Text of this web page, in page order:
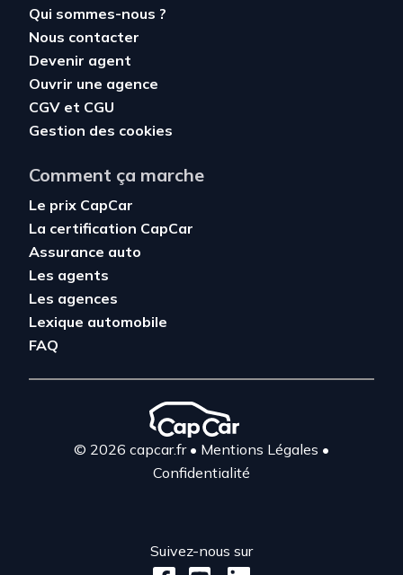
Qui sommes-nous ?
Nous contacter
Devenir agent
Ouvrir une agence
CGV et CGU
Gestion des cookies
Comment ça marche
Le prix CapCar
La certification CapCar
Assurance auto
Les agents
Les agences
Lexique automobile
FAQ
© 2026 capcar.fr• Mentions Légales •
Confidentialité
Suivez-nous sur